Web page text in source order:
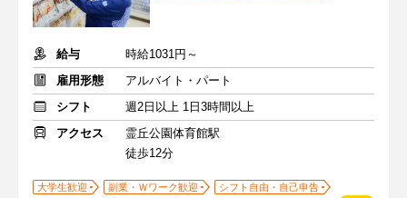
給与
時給1031円～
雇用形態
アルバイト・パート
シフト
週2日以上 1日3時間以上
アクセス
霊丘公園体育館駅
徒歩12分
大学生歓迎 副業・Ｗワーク歓迎
シフト自由・自己申告